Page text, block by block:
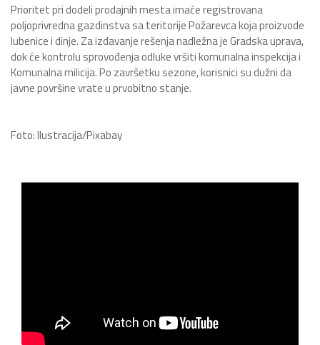
Prioritet pri dodeli prodajnih mesta imaće registrovana
poljoprivredna gazdinstva sa teritorije Požarevca koja proizvode
lubenice i dinje. Za izdavanje rešenja nadležna je Gradska uprava,
dok će kontrolu sprovođenja odluke vršiti komunalna inspekcija i
Komunalna milicija. Po završetku sezone, korisnici su dužni da
javne površine vrate u prvobitno stanje.
Foto: Ilustracija/Pixabay